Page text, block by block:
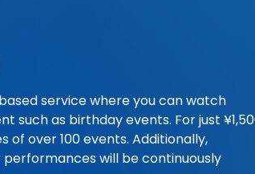
service where you can watch
such as birthday events. For just
of over 100 events. Additionally,
will be continuously